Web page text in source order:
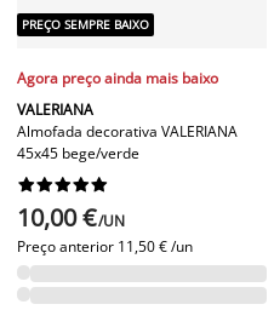
PREÇO SEMPRE BAIXO
Agora preço ainda mais baixo
VALERIANA
Almofada decorativa VALERIANA
45x45 bege/verde






10,00 €/UN
Preço anterior 11,50 € /un